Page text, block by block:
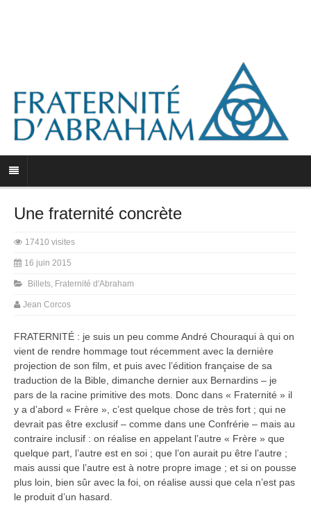
Une fraternité concrète
17410 visites
16 juin 2015
Billets, Fraternité d'Abraham
Jean Corcos
FRATERNITÉ : je suis un peu comme André Chouraqui à qui on
vient de rendre hommage tout récemment avec la dernière
projection de son film, et puis avec l’édition française de sa
traduction de la Bible, dimanche dernier aux Bernardins – je
pars de la racine primitive des mots. Donc dans « Fraternité » il
y a d’abord « Frère », c’est quelque chose de très fort ; qui ne
devrait pas être exclusif – comme dans une Confrérie – mais au
contraire inclusif : on réalise en appelant l’autre « Frère » que
quelque part, l’autre est en soi ; que l’on aurait pu être l’autre ;
mais aussi que l’autre est à notre propre image ; et si on pousse
plus loin, bien sûr avec la foi, on réalise aussi que cela n’est pas
le produit d’un hasard.